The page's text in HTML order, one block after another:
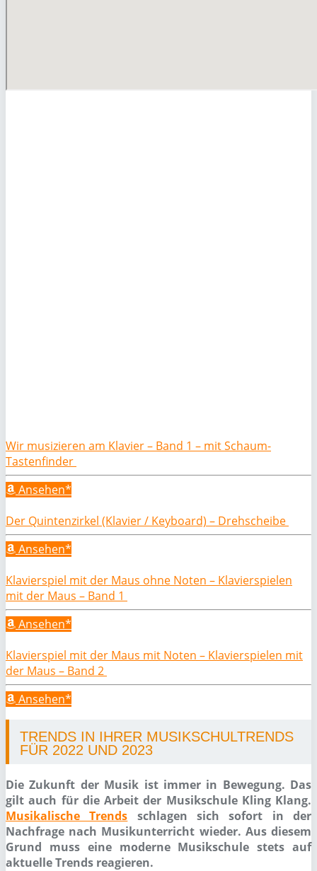
Wir musizieren am Klavier – Band 1 – mit Schaum-
Tastenfinder
Ansehen*
Der Quintenzirkel (Klavier / Keyboard) – Drehscheibe
Ansehen*
Klavierspiel mit der Maus ohne Noten – Klavierspielen
mit der Maus – Band 1
Ansehen*
Klavierspiel mit der Maus mit Noten – Klavierspielen mit
der Maus – Band 2
Ansehen*
TRENDS IN IHRER MUSIKSCHULTRENDS
FÜR 2022 UND 2023
Die Zukunft der Musik ist immer in Bewegung. Das
gilt auch für die Arbeit der Musikschule Kling Klang.
Musikalische Trends schlagen sich sofort in der
Nachfrage nach Musikunterricht wieder. Aus diesem
Grund muss eine moderne Musikschule stets auf
aktuelle Trends reagieren.